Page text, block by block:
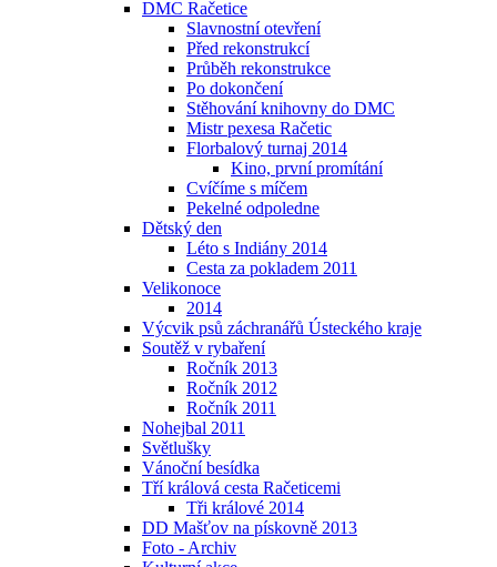
DMC Račetice
Slavnostní otevření
Před rekonstrukcí
Průběh rekonstrukce
Po dokončení
Stěhování knihovny do DMC
Mistr pexesa Račetic
Florbalový turnaj 2014
Kino, první promítání
Cvíčíme s míčem
Pekelné odpoledne
Dětský den
Léto s Indiány 2014
Cesta za pokladem 2011
Velikonoce
2014
Výcvik psů záchranářů Ústeckého kraje
Soutěž v rybaření
Ročník 2013
Ročník 2012
Ročník 2011
Nohejbal 2011
Světlušky
Vánoční besídka
Tří králová cesta Račeticemi
Tři králové 2014
DD Mašťov na pískovně 2013
Foto - Archiv